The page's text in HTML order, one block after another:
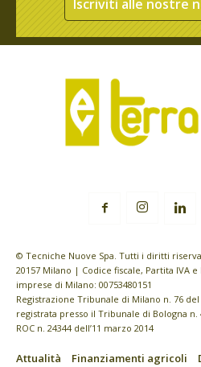
Iscriviti alle nostre
© Tecniche Nuove Spa. Tutti i diritti
20157 Milano | Codice fiscale, Partita IVA
imprese di Milano: 00753480151
Registrazione Tribunale di Milano n. 76
registrata presso il Tribunale di Bologna n.
ROC n. 24344 dell’11 marzo 2014
Attualità Finanziamenti agricoli